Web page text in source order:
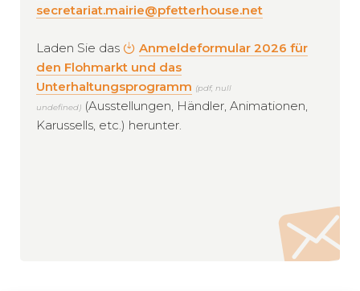
secretariat.mairie@pfetterhouse.net
Laden Sie das
Anmeldeformular 2026 für
den Flohmarkt und das
Unterhaltungsprogramm (pdf, null
undefined) (Ausstellungen, Händler, Animationen,
Karussells, etc.) herunter.